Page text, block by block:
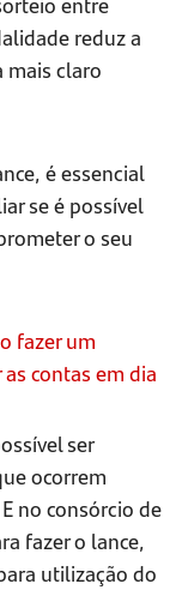
reduz a
mais claro
é essencial
se é possível
o seu
fazer um
contas em dia
ser
ocorrem
no consórcio de
fazer o lance,
utilização do